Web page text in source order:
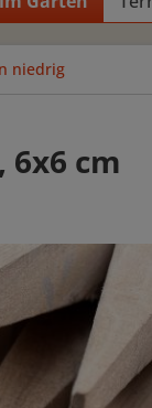
niedrig
6x6 cm